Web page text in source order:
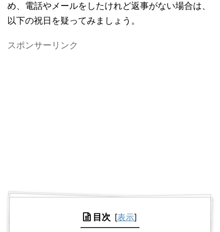
め、電話やメールをしたけれど返事がない場合は、
以下の祝日を疑ってみましょう。
スポンサーリンク
目次 [表示]